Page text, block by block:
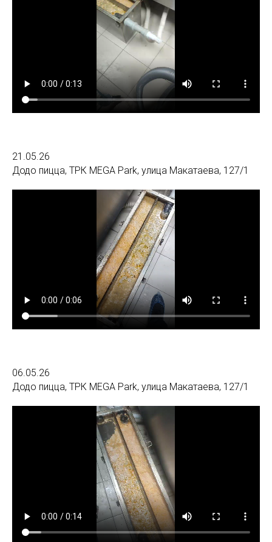
21.05.26
Додо пицца, ТРК MEGA Park, улица Макатаева, 127/1
06.05.26
Додо пицца, ТРК MEGA Park, улица Макатаева, 127/1